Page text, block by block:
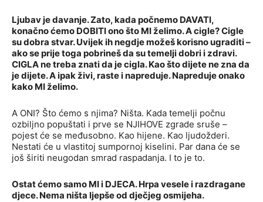
Ljubav je davanje. Zato, kada počnemo DAVATI,
konačno ćemo DOBITI ono što MI želimo. A cigle? Cigle
su dobra stvar. Uvijek ih negdje možeš korisno ugraditi –
ako se prije toga pobrineš da su temelji dobri i zdravi.
CIGLA ne treba znati da je cigla. Kao što dijete ne zna da
je dijete. A ipak živi, raste i napreduje. Napreduje onako
kako MI želimo.
A ONI? Što ćemo s njima? Ništa. Kada temelji počnu
ozbiljno popuštati i prve se NJIHOVE zgrade sruše –
pojest će se međusobno. Kao hijene. Kao ljudožderi.
Nestati će u vlastitoj sumpornoj kiselini. Par dana će se
još širiti neugodan smrad raspadanja. I to je to.
Ostat ćemo samo MI i DJECA. Hrpa vesele i razdragane
djece. Nema ništa ljepše od dječjeg osmijeha.